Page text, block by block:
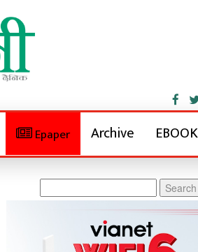
Epaper Archive EBOOK
for: